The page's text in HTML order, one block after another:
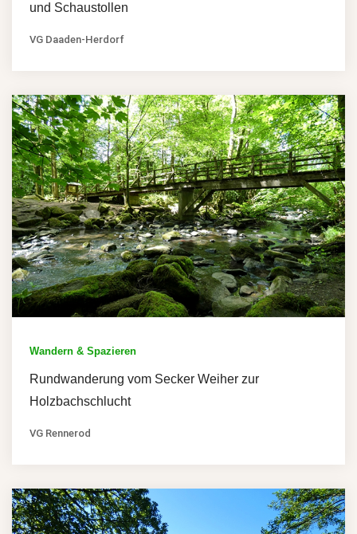
und Schaustollen
VG Daaden-Herdorf
Wandern & Spazieren
Rundwanderung vom Secker Weiher zur
Holzbachschlucht
VG Rennerod